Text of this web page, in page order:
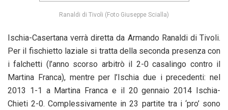
Ranaldi di Tivoli (Foto Giuseppe Scialla)
Ischia-Casertana verrà diretta da Armando Ranaldi di Tivoli.
Per il fischietto laziale si tratta della seconda presenza con
i falchetti (l’anno scorso arbitrò il 2-0 casalingo contro il
Martina Franca), mentre per l’Ischia due i precedenti: nel
2013 1-1 a Martina Franca e il 20 gennaio 2014 Ischia-
Chieti 2-0. Complessivamente in 23 partite tra i ‘pro’ sono